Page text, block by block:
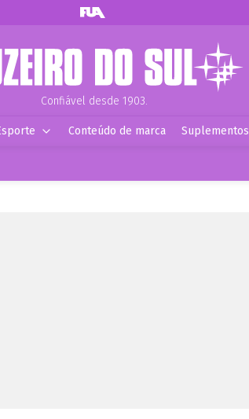
Confiável desde 1903.
Conteúdo de marca Suplementos